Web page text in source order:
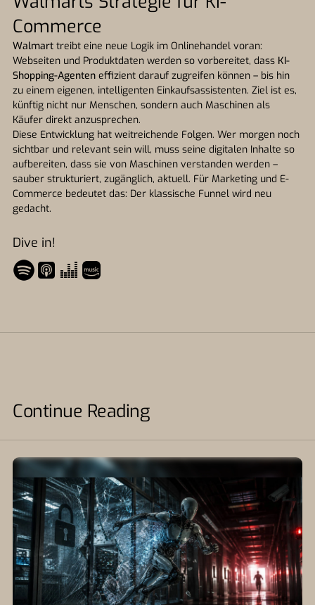
Commerce
Walmart treibt eine neue Logik im Onlinehandel voran:
Webseiten und Produktdaten werden so vorbereitet, dass KI-
Shopping-Agenten effizient darauf zugreifen können – bis hin
zu einem eigenen, intelligenten Einkaufsassistenten. Ziel ist es,
künftig nicht nur Menschen, sondern auch Maschinen als
Käufer direkt anzusprechen.
Diese Entwicklung hat weitreichende Folgen. Wer morgen noch
sichtbar und relevant sein will, muss seine digitalen Inhalte so
aufbereiten, dass sie von Maschinen verstanden werden –
sauber strukturiert, zugänglich, aktuell. Für Marketing und E-
Commerce bedeutet das: Der klassische Funnel wird neu
gedacht.
Dive in!
Continue Reading